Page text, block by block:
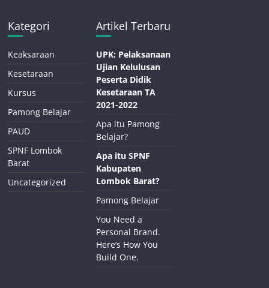
Kategori
Keaksaraan
Kesetaraan
Kursus
Pamong Belajar
PAUD
SPNF Lombok
Barat
Uncategorized
Artikel Terbaru
UPK: Pelaksanaan
Ujian Kelulusan
Peserta Didik
Kesetaraan TA
2021-2022
Apa itu Pamong
Belajar?
Apa itu SPNF
Kabupaten
Lombok Barat?
Pamong Belajar
You Need a
Personal Brand.
Here’s How You
Build One.